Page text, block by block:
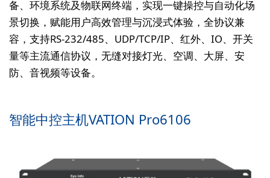
备、环境系统及物联网终端，实现一键操控与自动化场
景切换，赋能用户高效管理与沉浸式体验，全协议兼
容，支持RS-232/485、UDP/TCP/IP、红外、IO、开关
量等主流通信协议，无缝对接灯光、空调、大屏、安
防、音视频等设备。
智能中控主机VATION Pro6106